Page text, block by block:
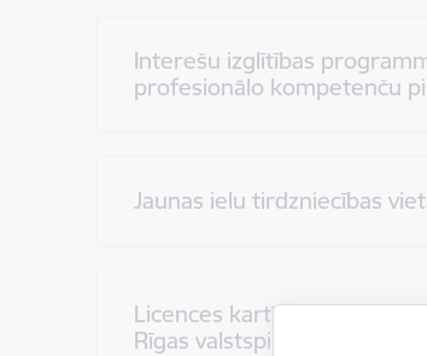
Interešu izglītības
profesionālo kompetenču
Jaunas ielu tirdzniecības
Licences kartītes
Rīgas valstspilsētas